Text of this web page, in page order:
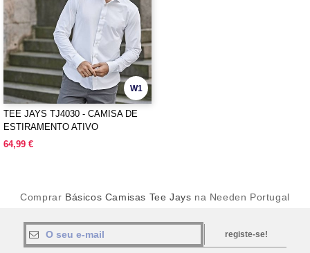
W1
TEE JAYS TJ4030 - CAMISA DE
ESTIRAMENTO ATIVO
64,99 €
Comprar Básicos Camisas Tee Jays na Needen Portugal
registe-se!